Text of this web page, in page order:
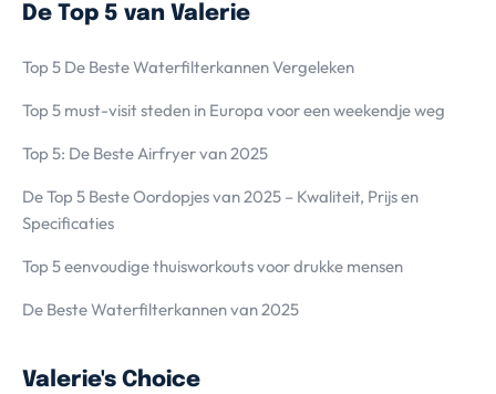
De Top 5 van Valerie
Top 5 De Beste Waterfilterkannen Vergeleken
Top 5 must-visit steden in Europa voor een weekendje weg
Top 5: De Beste Airfryer van 2025
De Top 5 Beste Oordopjes van 2025 – Kwaliteit, Prijs en
Specificaties
Top 5 eenvoudige thuisworkouts voor drukke mensen
De Beste Waterfilterkannen van 2025
Valerie's Choice